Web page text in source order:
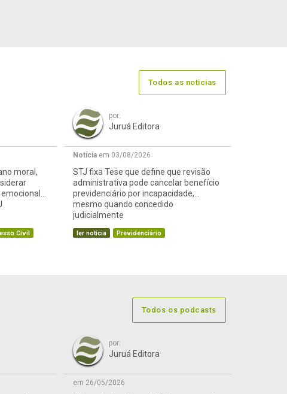
Todos as noticias
moral,
Civil
por:
Juruá Editora
Notíciaem 03/08/2026
STJ fixa Tese que define que revisão
administrativa pode cancelar benefício
previdenciário por incapacidade,
mesmo quando concedido
judicialmente
ler notícia Previdenciário
Todos os podcasts
por:
Juruá Editora
em 26/05/2026